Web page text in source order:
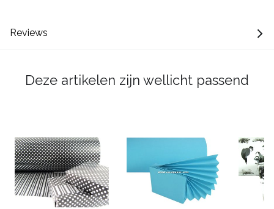
Reviews
Deze artikelen zijn wellicht passend